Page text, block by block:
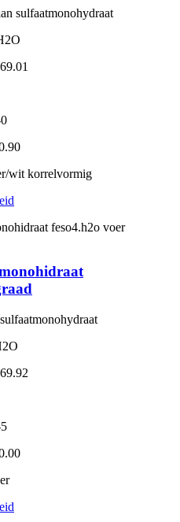
sulfaatmonohydraat
wit korrelvormig